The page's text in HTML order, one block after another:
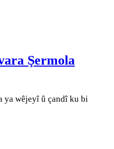
Şermola
ya wêjeyî û çandî ku bi